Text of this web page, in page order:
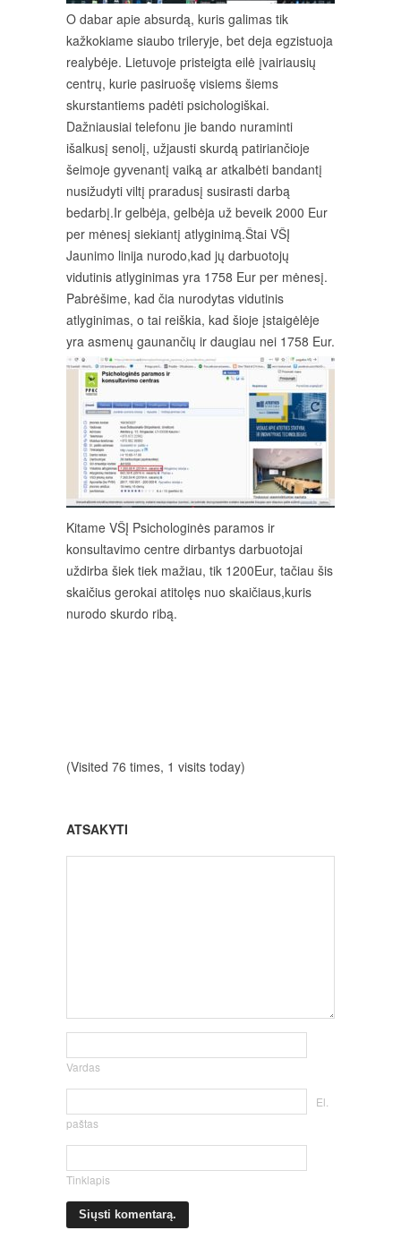
O dabar apie absurdą, kuris galimas tik
kažkokiame siaubo trileryje, bet deja egzistuoja
realybėje. Lietuvoje pristeigta eilė įvairiausių
centrų, kurie pasiruošę visiems šiems
skurstantiems padėti psichologiškai.
Dažniausiai telefonu jie bando nuraminti
išalkusį senolį, užjausti skurdą patiriančioje
šeimoje gyvenantį vaiką ar atkalbėti bandantį
nusižudyti viltį praradusį susirasti darbą
bedarbį.Ir gelbėja, gelbėja už beveik 2000 Eur
per mėnesį siekiantį atlyginimą.Štai VŠĮ
Jaunimo linija nurodo,kad jų darbuotojų
vidutinis atlyginimas yra 1758 Eur per mėnesį.
Pabrėšime, kad čia nurodytas vidutinis
atlyginimas, o tai reiškia, kad šioje įstaigėlėje
yra asmenų gaunančių ir daugiau nei 1758 Eur.
Kitame VŠĮ Psichologinės paramos ir
konsultavimo centre dirbantys darbuotojai
uždirba šiek tiek mažiau, tik 1200Eur, tačiau šis
skaičius gerokai atitolęs nuo skaičiaus,kuris
nurodo skurdo ribą.
(Visited 76 times, 1 visits today)
ATSAKYTI
Vardas
El.
paštas
Tinklapis